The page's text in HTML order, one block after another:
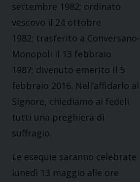
settembre 1982; ordinato
vescovo il 24 ottobre
1982; trasferito a Conversano-
Monopoli il 13 febbraio
1987; divenuto emerito il 5
febbraio 2016. Nell’affidarlo al
Signore, chiediamo ai fedeli
tutti una preghiera di
suffragio.
Le esequie saranno celebrate
lunedì 13 maggio alle ore